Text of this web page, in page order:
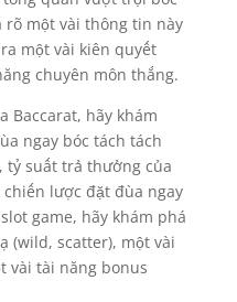
một vài thông tin này
một vài kiên quyết
chuyên môn thắng.
Baccarat, hãy khám
ngay bóc tách tách
tỷ suất trả thưởng của
lược đặt đùa ngay
game, hãy khám phá
(wild, scatter), một vài
vài tài năng bonus